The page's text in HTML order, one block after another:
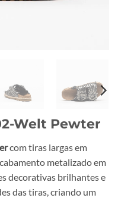
Welt Pewter
com tiras largas em
metalizado em
decorativas brilhantes e
das tiras, criando um